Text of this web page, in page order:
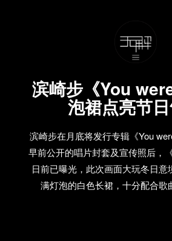
滨崎步《You
泡裙点亮节
滨崎步在月底将发行专辑《You
早前公开的唱片封套及宣传照后，
日前已曝光，此次画面大玩冬日意
满灯泡的白色长裙，十分配合歌